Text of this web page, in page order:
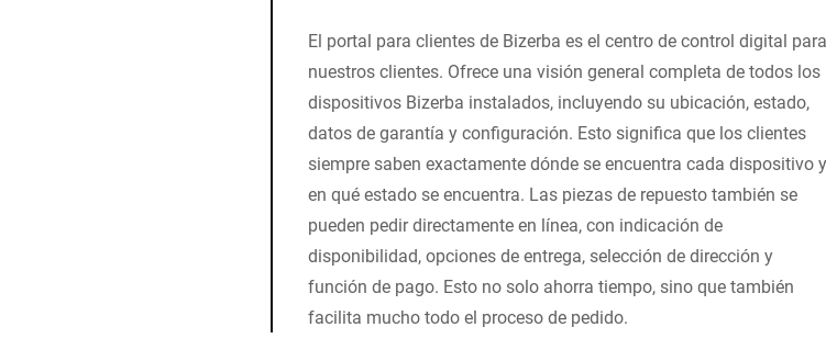
El portal para clientes de Bizerba es el centro de control digital para
nuestros clientes. Ofrece una visión general completa de todos los
dispositivos Bizerba instalados, incluyendo su ubicación, estado,
datos de garantía y configuración. Esto significa que los clientes
siempre saben exactamente dónde se encuentra cada dispositivo y
en qué estado se encuentra. Las piezas de repuesto también se
pueden pedir directamente en línea, con indicación de
disponibilidad, opciones de entrega, selección de dirección y
función de pago. Esto no solo ahorra tiempo, sino que también
facilita mucho todo el proceso de pedido.